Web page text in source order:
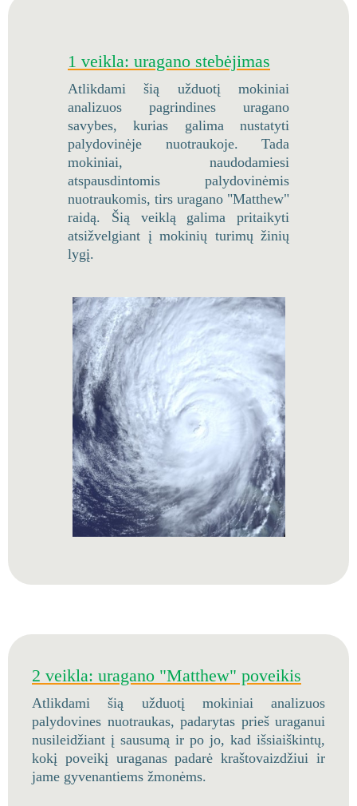
1 veikla: uragano stebėjimas
Atlikdami šią užduotį mokiniai
analizuos pagrindines uragano
savybes, kurias galima nustatyti
palydovinėje nuotraukoje. Tada
mokiniai, naudodamiesi
atspausdintomis palydovinėmis
nuotraukomis, tirs uragano "Matthew"
raidą. Šią veiklą galima pritaikyti
atsižvelgiant į mokinių turimų žinių
lygį.
2 veikla: uragano "Matthew" poveikis
Atlikdami šią užduotį mokiniai analizuos
palydovines nuotraukas, padarytas prieš uraganui
nusileidžiant į sausumą ir po jo, kad išsiaiškintų,
kokį poveikį uraganas padarė kraštovaizdžiui ir
jame gyvenantiems žmonėms.